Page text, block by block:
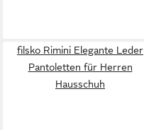
filsko Rimini Elegante Leder
Pantoletten für Herren
Hausschuh